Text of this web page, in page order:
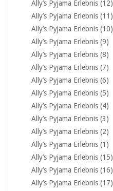
Ally’s Pyjama Erlebnis (12)
Ally’s Pyjama Erlebnis (11)
Ally’s Pyjama Erlebnis (10)
Ally’s Pyjama Erlebnis (9)
Ally’s Pyjama Erlebnis (8)
Ally’s Pyjama Erlebnis (7)
Ally’s Pyjama Erlebnis (6)
Ally’s Pyjama Erlebnis (5)
Ally’s Pyjama Erlebnis (4)
Ally’s Pyjama Erlebnis (3)
Ally’s Pyjama Erlebnis (2)
Ally’s Pyjama Erlebnis (1)
Ally’s Pyjama Erlebnis (15)
Ally’s Pyjama Erlebnis (16)
Ally’s Pyjama Erlebnis (17)